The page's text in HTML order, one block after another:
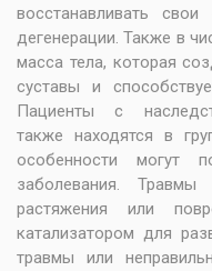
восстанавливать
дегенерации. Также в
масса тела, которая
суставы и
Пациенты с
также находятся в
особенности могут
заболевания.
растяжения или
катализатором для
травмы или